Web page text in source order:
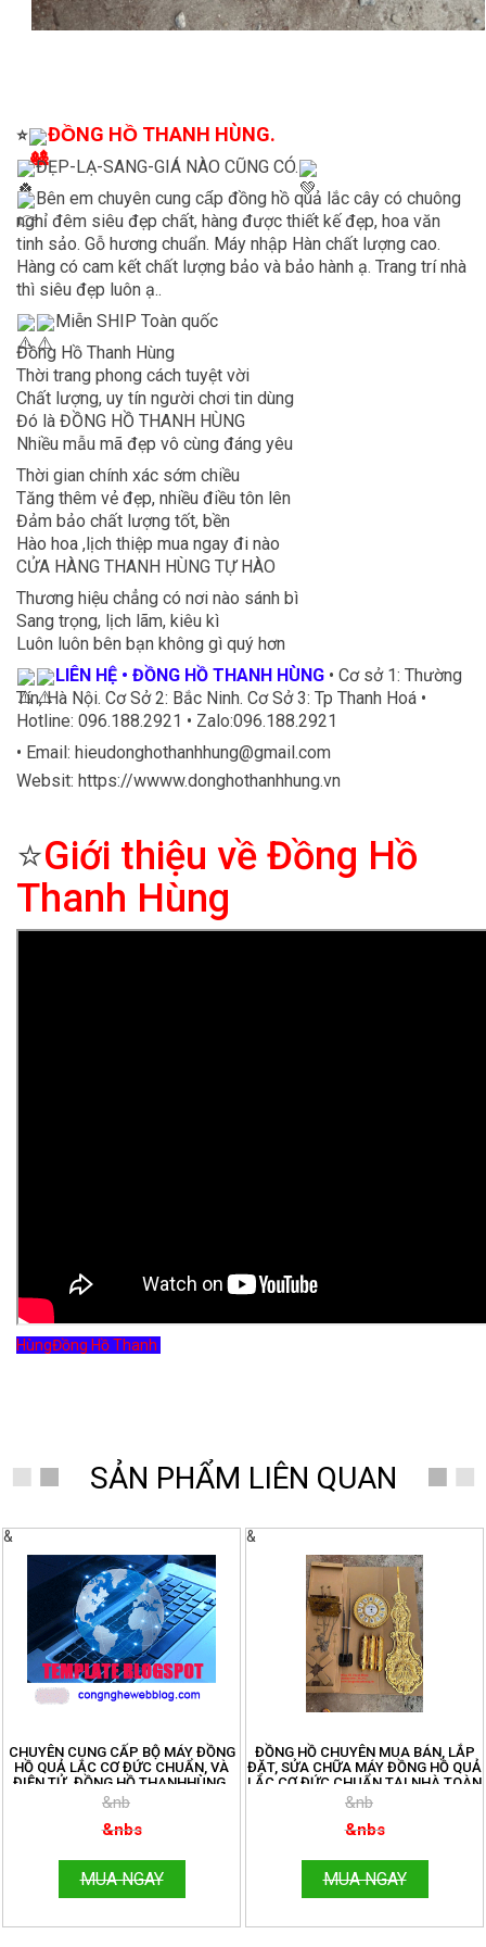
⭐ ĐỒNG HỒ THANH HÙNG.
ĐẸP-LẠ-SANG-GIÁ NÀO CŨNG CÓ.
Bên em chuyên cung cấp đồng hồ quả lắc cây có chuông
nghỉ đêm siêu đẹp chất, hàng được thiết kế đẹp, hoa văn
tinh sảo. Gỗ hương chuẩn. Máy nhập Hàn chất lượng cao.
Hàng có cam kết chất lượng bảo và bảo hành ạ. Trang trí nhà
thì siêu đẹp luôn ạ..
Miễn SHIP Toàn quốc
Đồng Hồ Thanh Hùng
Thời trang phong cách tuyệt vời
Chất lượng, uy tín người chơi tin dùng
Đó là ĐỒNG HỒ THANH HÙNG
Nhiều mẫu mã đẹp vô cùng đáng yêu
Thời gian chính xác sớm chiều
Tăng thêm vẻ đẹp, nhiều điều tôn lên
Đảm bảo chất lượng tốt, bền
Hào hoa ,lịch thiệp mua ngay đi nào
CỬA HÀNG THANH HÙNG TỰ HÀO
Thương hiệu chẳng có nơi nào sánh bì
Sang trọng, lịch lãm, kiêu kì
Luôn luôn bên bạn không gì quý hơn
LIÊN HỆ • ĐỒNG HỒ THANH HÙNG • Cơ sở 1: Thường
Tín, Hà Nội. Cơ Sở 2: Bắc Ninh. Cơ Sở 3: Tp Thanh Hoá •
Hotline: 096.188.2921 • Zalo:096.188.2921
• Email: hieudonghothanhhung@gmail.com
Websit: https://wwww.donghothanhhung.vn
⭐Giới thiệu về Đồng Hồ
Thanh Hùng
HùngĐồng Hồ Thanh
SẢN PHẨM LIÊN QUAN
&
CHUYÊN CUNG CẤP BỘ MÁY ĐỒNG
HỒ QUẢ LẮC CƠ ĐỨC CHUẨN, VÀ
ĐIỆN TỬ. ĐỒNG HỒ THANHHÙNG.
ĐT: 096.188.2921
&nb
&nbs
MUA NGAY
&
ĐỒNG HỒ CHUYÊN MUA BÁN, LẮP
ĐẶT, SỬA CHỮA MÁY ĐỒNG HỒ QUẢ
LẮC CƠ ĐỨC CHUẨN TẠI NHÀ TOÀN
QUỐC. ĐT:096.188.2921
&nb
&nbs
MUA NGAY